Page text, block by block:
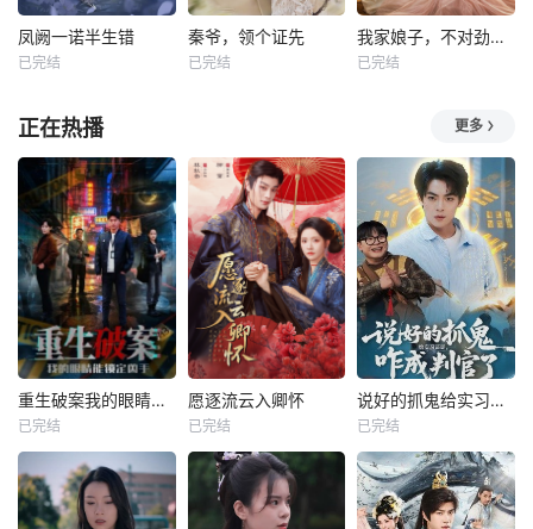
凤阙一诺半生错
已完结
秦爷，领个证先
已完结
我家娘子，不对劲第四季
已完结
正在热播 更多
重生破案我的眼睛能锁定凶手
已完结
愿逐流云入卿怀
已完结
说好的抓鬼给实习证明，咋成判官了
已完结